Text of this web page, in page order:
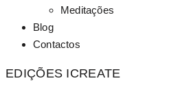
Meditações
Blog
Contactos
EDIÇÕES ICREATE